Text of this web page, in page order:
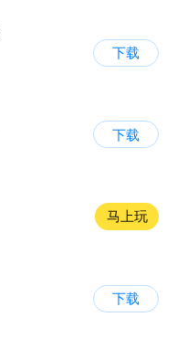
下载
下载
马上玩
下载